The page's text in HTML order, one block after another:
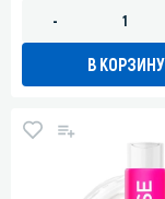
-
В КОРЗИНУ